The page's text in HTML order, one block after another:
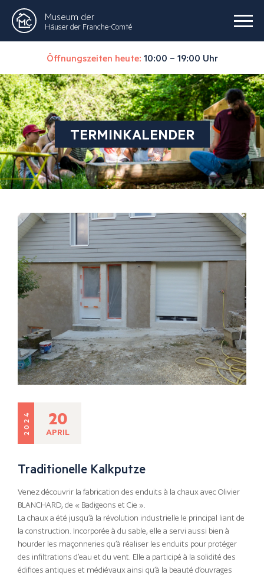
Museum der
Häuser der Franche-Comté
Öffnungszeiten heute: 10:00 – 19:00 Uhr
TERMINKALENDER
2024 20
APRIL
Traditionelle Kalkputze
Venez découvrir la fabrication des enduits à la chaux avec Olivier
BLANCHARD, de « Badigeons et Cie ».
La chaux a été jusqu’à la révolution industrielle le principal liant de
la construction. Incorporée à du sable, elle a servi aussi bien à
hourder les maçonneries qu’à réaliser les enduits pour protéger
des infiltrations d’eau et du vent. Elle a participé à la solidité des
édifices antiques et médiévaux ainsi qu’à la beauté d’ouvrages